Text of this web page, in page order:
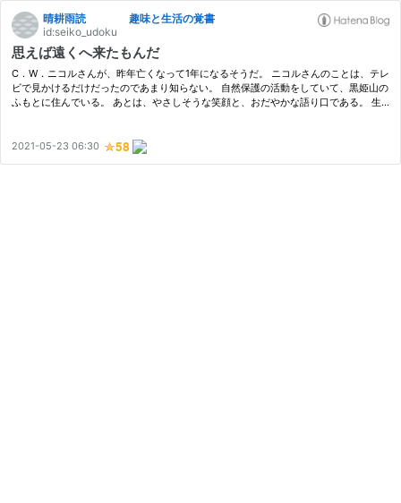
晴耕雨読 趣味と生活の覚書
id:seiko_udoku
思えば遠くへ来たもんだ
C．W．ニコルさんが、昨年亡くなって1年になるそうだ。 ニコルさんのことは、テレ
ビで見かけるだけだったのであまり知らない。 自然保護の活動をしていて、黒姫山の
ふもとに住んでいる。 あとは、やさしそうな笑顔と、おだやかな語り口である。 生
2021-05-23 06:30